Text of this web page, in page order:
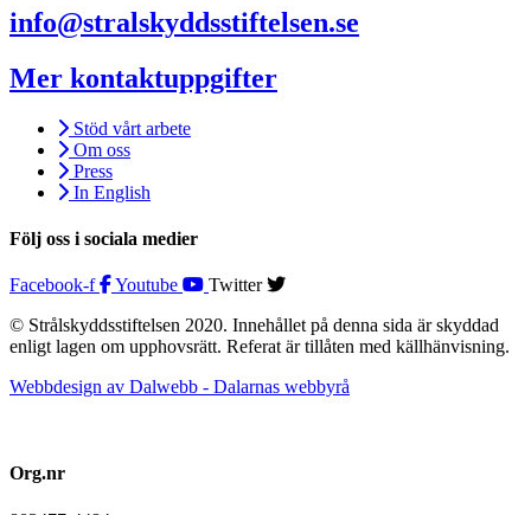
info@stralskyddsstiftelsen.se
Mer kontaktuppgifter
Stöd vårt arbete
Om oss
Press
In English
Följ oss i sociala medier
Facebook-f Youtube
Twitter
© Strålskyddsstiftelsen 2020. Innehållet på denna sida är skyddad
enligt lagen om upphovsrätt. Referat är tillåten med källhänvisning.
Webbdesign av Dalwebb - Dalarnas webbyrå
Org.nr